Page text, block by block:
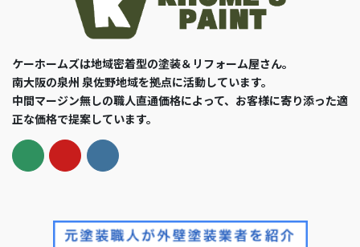
ケーホームズは地域密着型の塗装＆リフォーム屋さん。
南大阪の泉州 泉佐野地域を拠点に活動しています。
中間マージン無しの職人直通価格によって、お客様に寄り添った適
正な価格で提案しています。